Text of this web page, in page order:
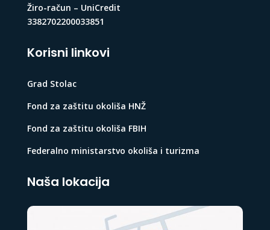
Žiro-račun – UniCredit
3382702200033851
Korisni linkovi
Grad Stolac
Fond za zaštitu okoliša HNŽ
Fond za zaštitu okoliša FBIH
Federalno ministarstvo okoliša i turizma
Naša lokacija